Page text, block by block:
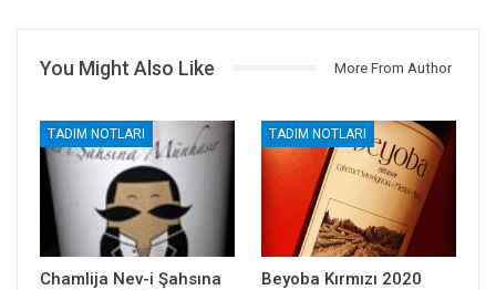
You Might Also Like More From Author
TADIM NOTLARI
Chamlija Nev-i Şahsına
TADIM NOTLARI
Beyoba Kırmızı 2020